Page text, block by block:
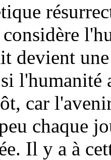
devient
l'humanité
car
chaque
Il y a à